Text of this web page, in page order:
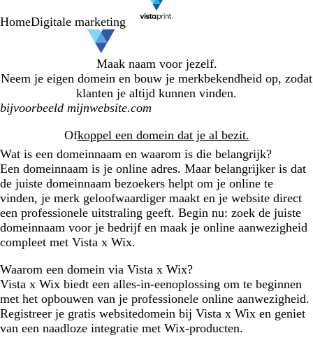
HomeDigitale marketing
Maak naam voor jezelf.
Neem je eigen domein en bouw je merkbekendheid op, zodat
klanten je altijd kunnen vinden.
Search
Ofkoppel een domein dat je al bezit.
Wat is een domeinnaam en waarom is die belangrijk?
Een domeinnaam is je online adres. Maar belangrijker is dat
de juiste domeinnaam bezoekers helpt om je online te
vinden, je merk geloofwaardiger maakt en je website direct
een professionele uitstraling geeft. Begin nu: zoek de juiste
domeinnaam voor je bedrijf en maak je online aanwezigheid
compleet met Vista x Wix.
Waarom een domein via Vista x Wix?
Vista x Wix biedt een alles-in-eenoplossing om te beginnen
met het opbouwen van je professionele online aanwezigheid.
Registreer je gratis websitedomein bij Vista x Wix en geniet
van een naadloze integratie met Wix-producten.